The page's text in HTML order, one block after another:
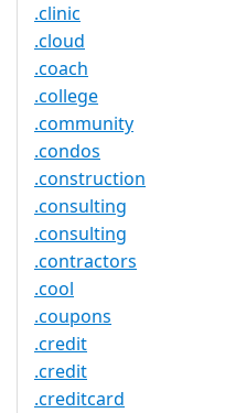
.clinic
.cloud
.coach
.college
.community
.condos
.construction
.consulting
.consulting
.contractors
.cool
.coupons
.credit
.credit
.creditcard